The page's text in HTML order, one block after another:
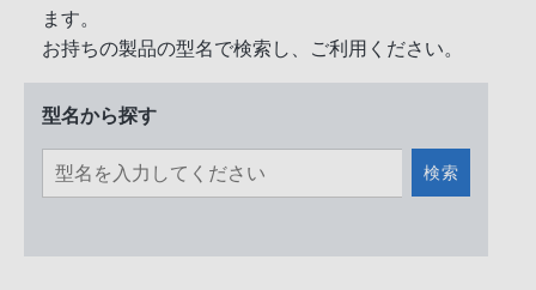
ます。
お持ちの製品の型名で検索し、ご利用ください。
型名から探す
検索